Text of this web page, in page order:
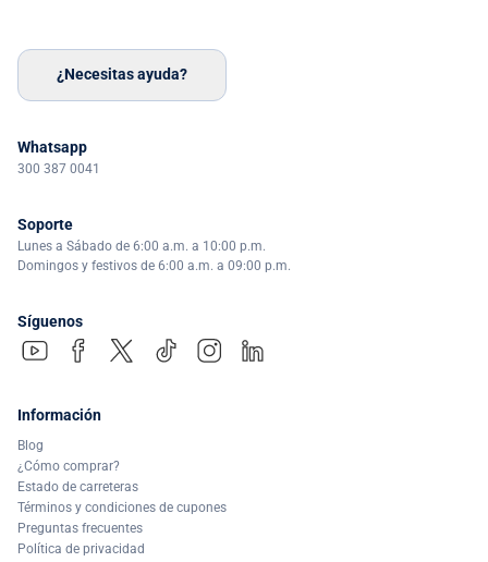
¿Necesitas ayuda?
Whatsapp
300 387 0041
Soporte
Lunes a Sábado de 6:00 a.m. a 10:00 p.m.
Domingos y festivos de 6:00 a.m. a 09:00 p.m.
Síguenos
Información
Blog
¿Cómo comprar?
Estado de carreteras
Términos y condiciones de cupones
Preguntas frecuentes
Política de privacidad